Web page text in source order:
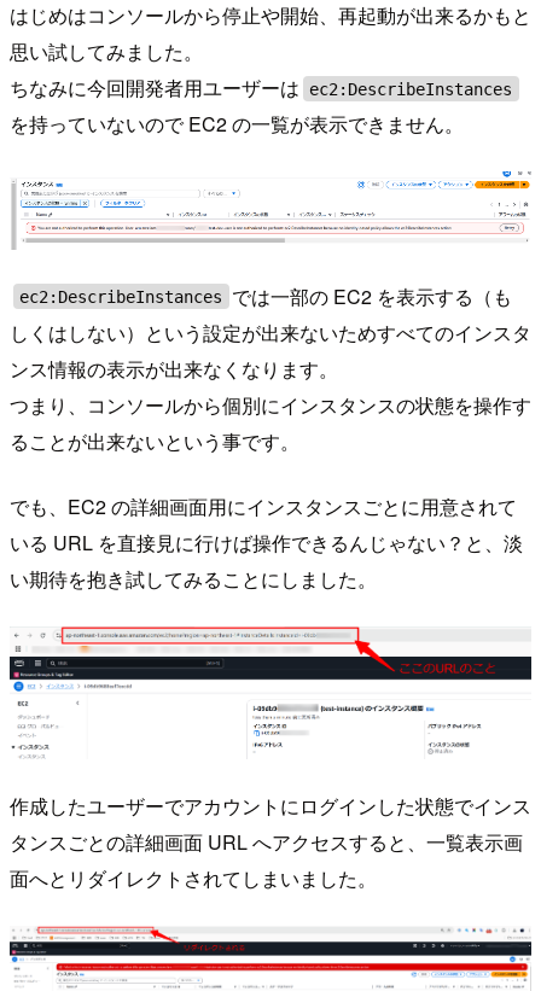
はじめはコンソールから停止や開始、再起動が出来るかもと
思い試してみました。
ちなみに今回開発者用ユーザーは
ec2:DescribeInstances
を持っていないので EC2 の一覧が表示できません。
ec2:DescribeInstances
では一部の EC2 を表示する（も
しくはしない）という設定が出来ないためすべてのインスタ
ンス情報の表示が出来なくなります。
つまり、コンソールから個別にインスタンスの状態を操作す
ることが出来ないという事です。
でも、EC2 の詳細画面用にインスタンスごとに用意されて
いる URL を直接見に行けば操作できるんじゃない？と、淡
い期待を抱き試してみることにしました。
作成したユーザーでアカウントにログインした状態でインス
タンスごとの詳細画面 URL へアクセスすると、一覧表示画
面へとリダイレクトされてしまいました。